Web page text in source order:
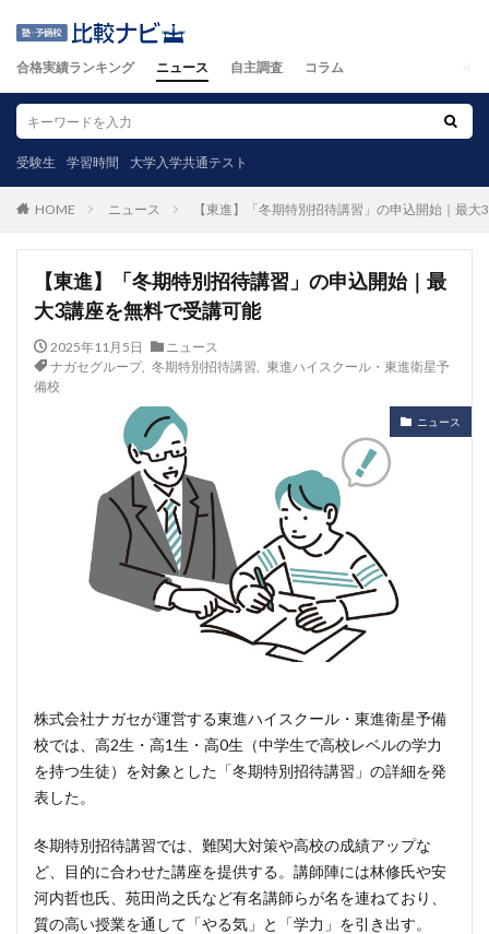
合格実績ランキング ニュース 自主調査 コラム
受験生 学習時間 大学入学共通テスト
HOME ニュース 【東進】「冬期特別招待講習」の申込開始｜最
【東進】「冬期特別招待講習」の申込開始｜最
大3講座を無料で受講可能
2025年11月5日
ニュース
ナガセグループ, 冬期特別招待講習
東進ハイスクール・東進衛星予
備校
ニュース
株式会社ナガセが運営する東進ハイスクール・東進衛星予備
校では、高2生・高1生・高0生（中学生で高校レベルの学力
を持つ生徒）を対象とした「冬期特別招待講習」の詳細を発
表した。
冬期特別招待講習では、難関大対策や高校の成績アップな
ど、目的に合わせた講座を提供する。講師陣には林修氏や安
河内哲也氏、苑田尚之氏など有名講師らが名を連ねており、
質の高い授業を通して「やる気」と「学力」を引き出す。